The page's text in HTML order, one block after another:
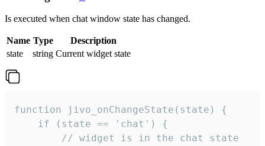
Is executed when chat window state has changed.
Name Type
Description
state
string Current widget state
function jivo_onChangeState(state) {
    if (state == 'chat') {
        // widget is in the chat state